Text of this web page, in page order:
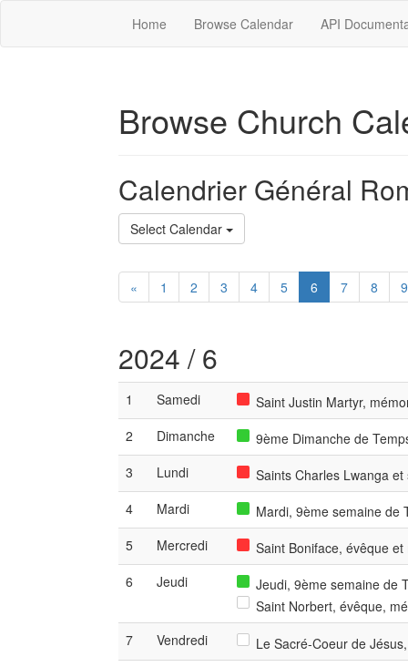
Home Browse Calendar API
Browse Church
Calendrier Général
Select Calendar
« 1 2 3 4 5 6 7 8 9
2024 / 6
1 Samedi
Saint Justin Martyr,
2
Dimanche
9ème Dimanche de
3
Lundi
Saints Charles Lwanga
4
Mardi
Mardi, 9ème semaine de
5
Mercredi
Saint Boniface, évêque
6
Jeudi
Jeudi, 9ème semaine de
Saint Norbert, évêque,
7
Vendredi
Le Sacré-Coeur de